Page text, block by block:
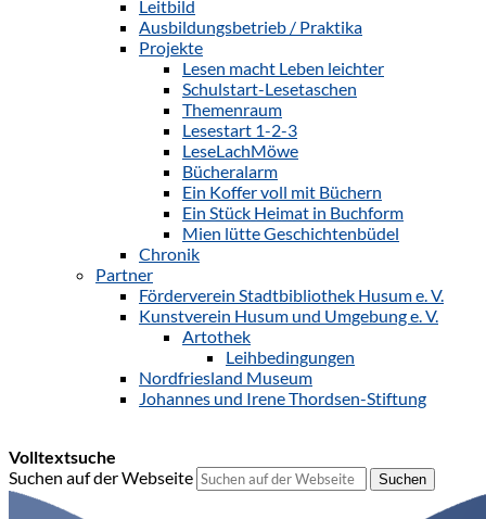
Leitbild
Ausbildungsbetrieb / Praktika
Projekte
Lesen macht Leben leichter
Schulstart-Lesetaschen
Themenraum
Lesestart 1-2-3
LeseLachMöwe
Bücheralarm
Ein Koffer voll mit Büchern
Ein Stück Heimat in Buchform
Mien lütte Geschichtenbüdel
Chronik
Partner
Förderverein Stadtbibliothek Husum e. V.
Kunstverein Husum und Umgebung e. V.
Artothek
Leihbedingungen
Nordfriesland Museum
Johannes und Irene Thordsen-Stiftung
Volltextsuche
Suchen auf der Webseite
Suchen